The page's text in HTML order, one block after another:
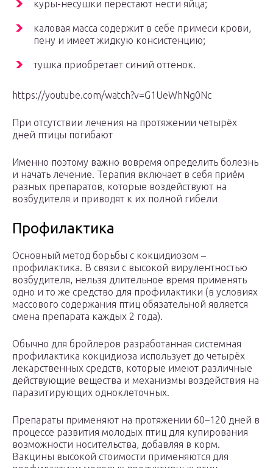
куры-несушки перестают нести яйца;
каловая масса содержит в себе примеси крови,
пену и имеет жидкую консистенцию;
тушка приобретает синий оттенок.
https://youtube.com/watch?v=G1UeWhNg0Nc
При отсутствии лечения на протяжении четырёх
дней птицы погибают
Именно поэтому важно вовремя определить болезнь
и начать лечение. Терапия включает в себя приём
разных препаратов, которые воздействуют на
возбудителя и приводят к их полной гибели
Профилактика
Основный метод борьбы с кокцидиозом –
профилактика. В связи с высокой вирулентностью
возбудителя, нельзя длительное время применять
одно и то же средство для профилактики (в условиях
массового содержания птиц обязательной является
смена препарата каждых 2 года).
Обычно для бройлеров разработанная системная
профилактика кокцидиоза использует до четырёх
лекарственных средств, которые имеют различные
действующие вещества и механизмы воздействия на
паразитирующих одноклеточных.
Препараты применяют на протяжении 60–120 дней в
процессе развития молодых птиц для купирования
возможности носительства, добавляя в корм.
Вакцины высокой стоимости применяются для